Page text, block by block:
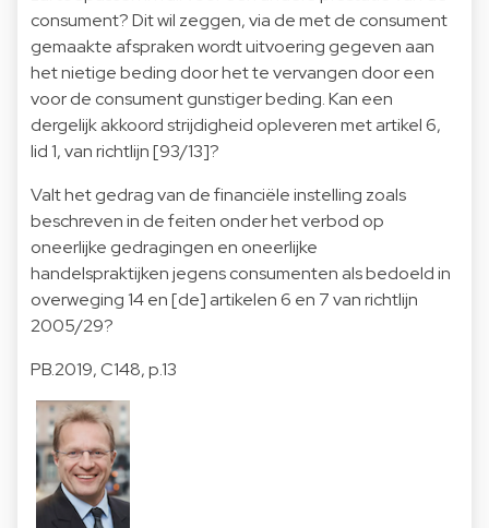
consument? Dit wil zeggen, via de met de consument
gemaakte afspraken wordt uitvoering gegeven aan
het nietige beding door het te vervangen door een
voor de consument gunstiger beding. Kan een
dergelijk akkoord strijdigheid opleveren met artikel 6,
lid 1, van richtlijn [93/13]?
Valt het gedrag van de financiële instelling zoals
beschreven in de feiten onder het verbod op
oneerlijke gedragingen en oneerlijke
handelspraktijken jegens consumenten als bedoeld in
overweging 14 en [de] artikelen 6 en 7 van richtlijn
2005/29?
PB.2019, C148, p.13